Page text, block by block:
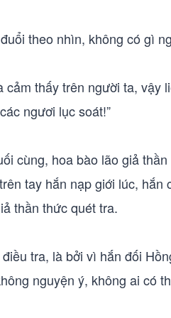
theo nhìn, không có gì
thấy trên người ta, vậy
các ngươi lục soát!”
cùng, hoa bào lão giả
tay hắn nạp giới lúc,
thần thức quét tra.
tra, là bởi vì hắn đối
nguyện ý, không ai có